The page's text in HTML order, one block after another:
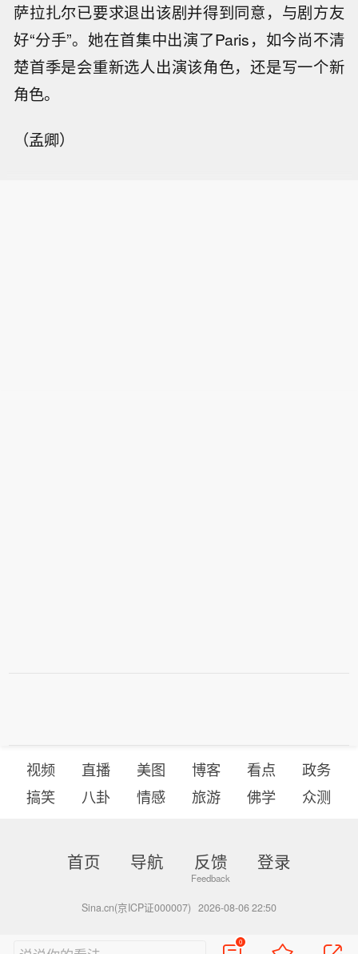
萨拉扎尔已要求退出该剧并得到同意，与剧方友
好“分手”。她在首集中出演了Paris，如今尚不清
楚首季是会重新选人出演该角色，还是写一个新
角色。
（孟卿）
视频 直播 美图 博客 看点
政务
搞笑
八卦 情感 旅游 佛学 众测
首页 导航 反馈 登录
Sina.cn(京ICP证000007) 2026-08-06 22:50
0